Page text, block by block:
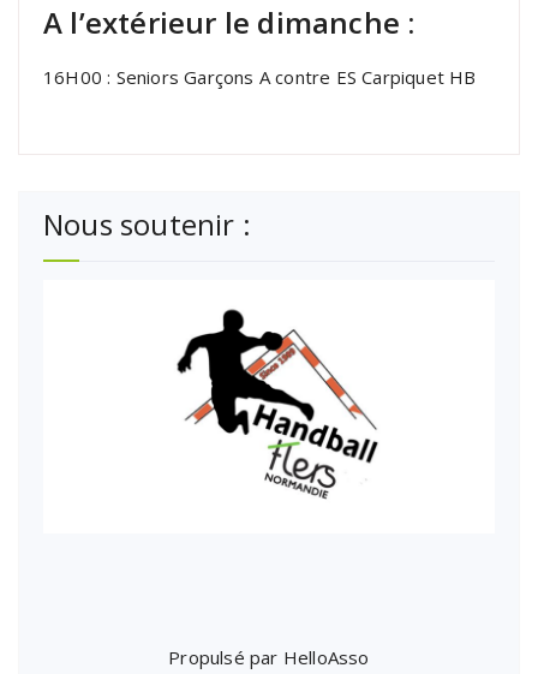
A l’extérieur le dimanche :
16H00 : Seniors Garçons A contre ES Carpiquet HB
Nous soutenir :
Propulsé par HelloAsso